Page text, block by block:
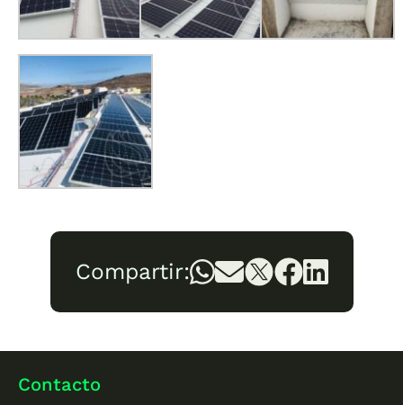
Compartir:
Contacto